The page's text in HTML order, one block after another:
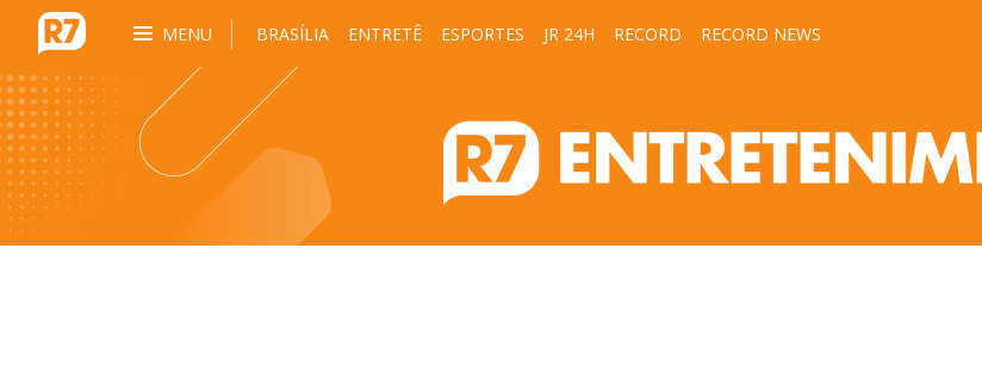
MENU BRASÍLIA ENTRETÊ ESPORTES JR 24H RECORD RECORD NEWS